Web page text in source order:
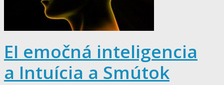
EI emočná inteligencia
a Intuícia a Smútok